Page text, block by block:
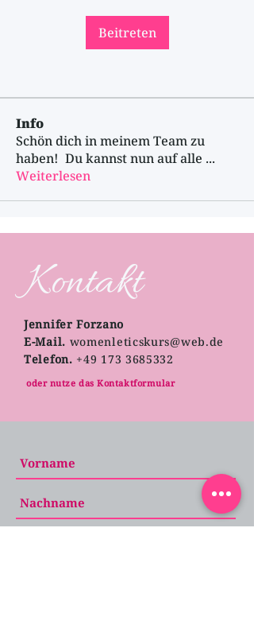
Beitreten
Info
Schön dich in meinem Team zu
haben! Du kannst nun auf alle ...
Weiterlesen
Kontakt
Jennifer Forzano
E-Mail. womenleticskurs@web.de
Telefon. +49 173 3685332
oder nutze das Kontaktformular